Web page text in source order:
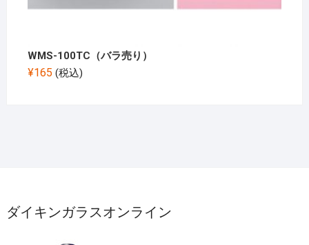
WMS-100TC（バラ売り）
¥165 (税込)
ダイキンガラスオンライン